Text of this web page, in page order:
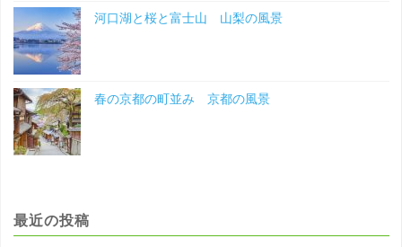
河口湖と桜と富士山 山梨の風景
春の京都の町並み 京都の風景
最近の投稿